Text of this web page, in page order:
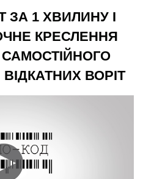
ЗА 1 ХВИЛИНУ І
КРЕСЛЕННЯ
ВОРІТ